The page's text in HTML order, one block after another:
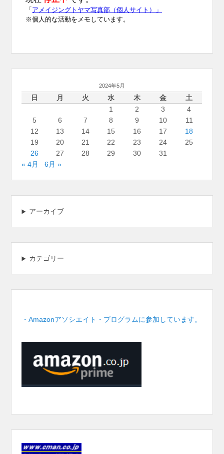
2024年5月
日 月 火 水 木 金
土
1
2 3
4
5
6 7 8 9 10
11
12
13 14 15 16 17
18
19
20 21 22 23 24
25
26
27 28 29 30
31
« 4月
6月 »
アーカイブ
カテゴリー
・Amazonアソシエイト・プログラムに参加しています。